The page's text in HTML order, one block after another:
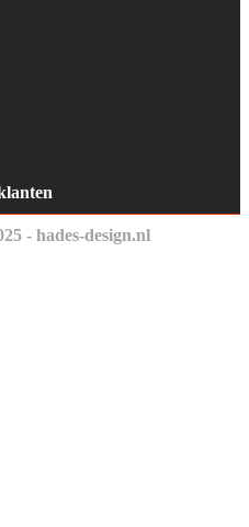
- hades-design.nl